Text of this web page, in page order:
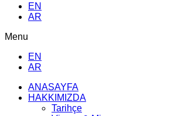
EN
AR
Menu
EN
AR
ANASAYFA
HAKKIMIZDA
Tarihçe